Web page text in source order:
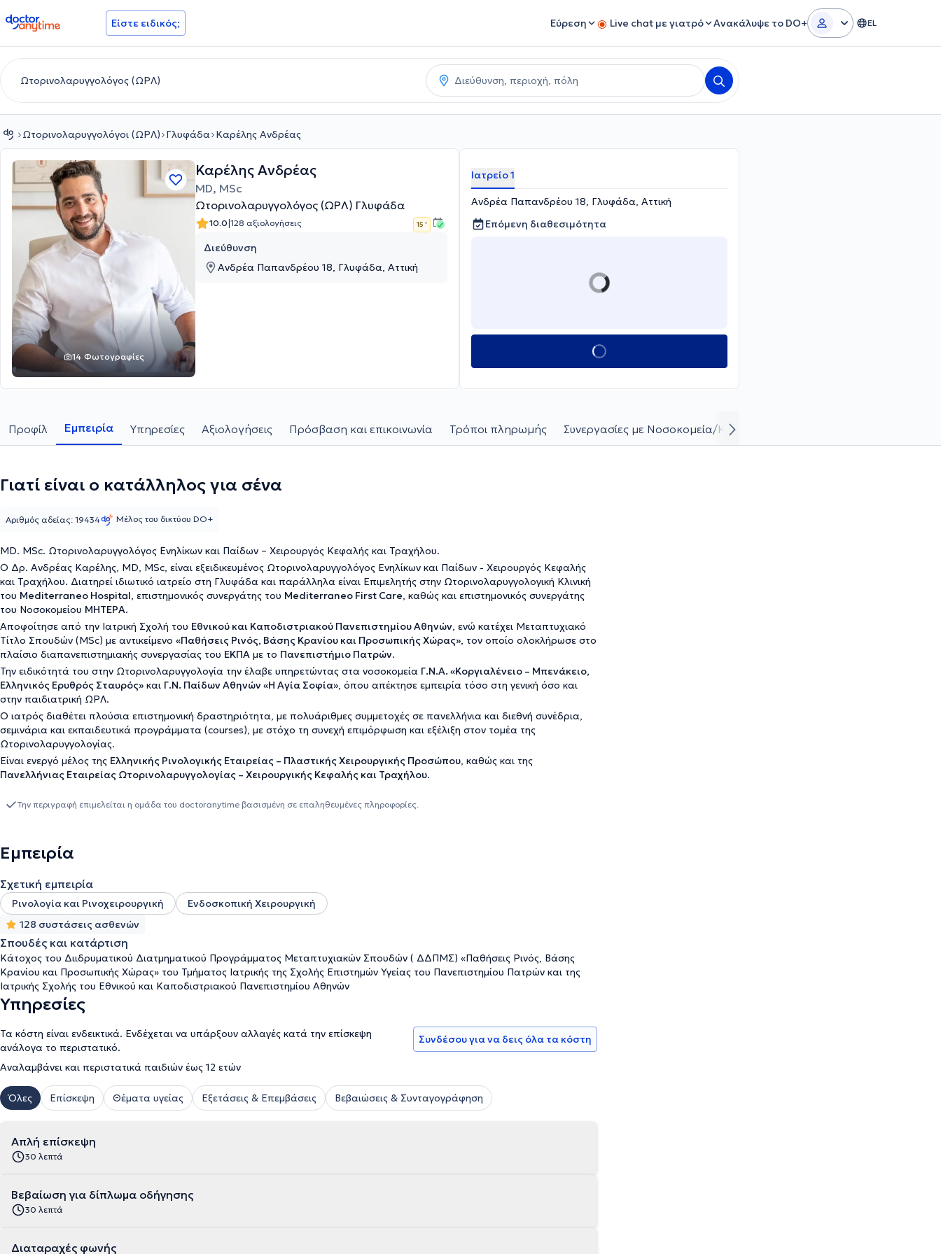
doctoranytime Είστε ειδικός; Εύρεση Live chat με γιατρό Ανακάλυψε το DO+ EL
Ωτορινολαρυγγολόγοι (ΩΡΛ) Γλυφάδα Καρέλης Ανδρέας
14 Φωτογραφίες
Καρέλης Ανδρέας
MD, MSc
Ωτορινολαρυγγολόγος (ΩΡΛ) Γλυφάδα
10.0|128 αξιολογήσεις 15 '
Διεύθυνση
Ανδρέα Παπανδρέου 18, Γλυφάδα, Αττική
Ιατρείο 1
Ανδρέα Παπανδρέου 18, Γλυφάδα, Αττική
Επόμενη διαθεσιμότητα
Προφίλ Εμπειρία Υπηρεσίες Αξιολογήσεις Πρόσβαση και επικοινωνία Τρόποι πληρωμής Συνεργασίες με Νοσοκομεία/Κλινικές
Γιατί είναι ο κατάλληλος για σένα
MD. MSc. Ωτορινολαρυγγολόγος Ενηλίκων και Παίδων – Χειρουργός Κεφαλής και Τραχήλου.
Ο Δρ. Ανδρέας Καρέλης, MD, MSc, είναι εξειδικευμένος Ωτορινολαρυγγολόγος Ενηλίκων και Παίδων - Χειρουργός Κεφαλής
και Τραχήλου. Διατηρεί ιδιωτικό ιατρείο στη Γλυφάδα και παράλληλα είναι Επιμελητής στην Ωτορινολαρυγγολογική Κλινική
του Mediterraneo Hospital, επιστημονικός συνεργάτης του Mediterraneo First Care, καθώς και επιστημονικός συνεργάτης
του Νοσοκομείου ΜΗΤΕΡΑ.
Αποφοίτησε από την Ιατρική Σχολή του Εθνικού και Καποδιστριακού Πανεπιστημίου Αθηνών, ενώ κατέχει Μεταπτυχιακό
Τίτλο Σπουδών (MSc) με αντικείμενο «Παθήσεις Ρινός, Βάσης Κρανίου και Προσωπικής Χώρας», τον οποίο ολοκλήρωσε στο
πλαίσιο διαπανεπιστημιακής συνεργασίας του ΕΚΠΑ με το Πανεπιστήμιο Πατρών.
Την ειδικότητά του στην Ωτορινολαρυγγολογία την έλαβε υπηρετώντας στα νοσοκομεία Γ.Ν.Α. «Κοργιαλένειο – Μπενάκειο,
Ελληνικός Ερυθρός Σταυρός» και Γ.Ν. Παίδων Αθηνών «Η Αγία Σοφία», όπου απέκτησε εμπειρία τόσο στη γενική όσο και
στην παιδιατρική ΩΡΛ.
Ο ιατρός διαθέτει πλούσια επιστημονική δραστηριότητα, με πολυάριθμες συμμετοχές σε πανελλήνια και διεθνή συνέδρια,
σεμινάρια και εκπαιδευτικά προγράμματα (courses), με στόχο τη συνεχή επιμόρφωση και εξέλιξη στον τομέα της
Ωτορινολαρυγγολογίας.
Είναι ενεργό μέλος της Ελληνικής Ρινολογικής Εταιρείας – Πλαστικής Χειρουργικής Προσώπου, καθώς και της
Πανελλήνιας Εταιρείας Ωτορινολαρυγγολογίας – Χειρουργικής Κεφαλής και Τραχήλου.
Αριθμός αδείας: 19434 Μέλος του δικτύου DO+
Την περιγραφή επιμελείται η ομάδα του doctoranytime βασισμένη σε επαληθευμένες πληροφορίες.
Εμπειρία
Σχετική εμπειρία
Ρινολογία και Ρινοχειρουργική
Ενδοσκοπική Χειρουργική
128 συστάσεις ασθενών
Σπουδές και κατάρτιση
Κάτοχος του Διιδρυματικού Διατμηματικού Προγράμματος Μεταπτυχιακών Σπουδών ( ΔΔΠΜΣ) «Παθήσεις Ρινός, Βάσης
Κρανίου και Προσωπικής Χώρας» του Τμήματος Ιατρικής της Σχολής Επιστημών Υγείας του Πανεπιστημίου Πατρών και της
Ιατρικής Σχολής του Εθνικού και Καποδιστριακού Πανεπιστημίου Αθηνών
Υπηρεσίες
Τα κόστη είναι ενδεικτικά. Ενδέχεται να υπάρξουν αλλαγές κατά την επίσκεψη
ανάλογα το περιστατικό.
Αναλαμβάνει και περιστατικά παιδιών έως 12 ετών
Συνδέσου για να δεις όλα τα κόστη
Όλες Επίσκεψη Θέματα υγείας Εξετάσεις & Επεμβάσεις Βεβαιώσεις & Συνταγογράφηση
Απλή επίσκεψη
30 λεπτά
Βεβαίωση για δίπλωμα οδήγησης
30 λεπτά
Διαταραχές φωνής